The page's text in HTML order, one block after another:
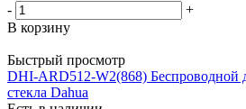
-
+
В корзину
Быстрый просмотр
DHI-ARD512-W2(868) Беспроводной
стекла Dahua